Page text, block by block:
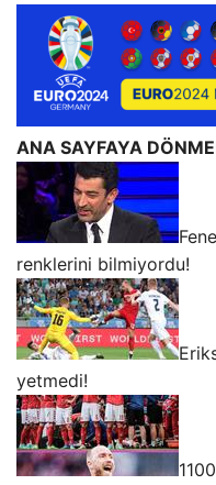
ANA SAYFAYA
renklerini bilmiyordu!
yetmedi!